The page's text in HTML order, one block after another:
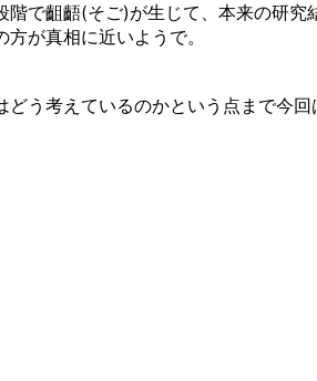
で齟齬(そご)が生じて、本来の研
が真相に近いようで。
う考えているのかという点まで今回